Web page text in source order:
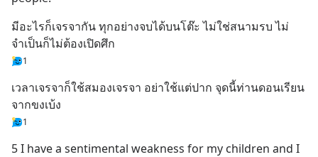
มีอะไรก็เจรจากัน ทุกอย่างจบได้บนโต๊ะ ไม่ใช่สนามรบ ไม่
จำเป็นก็ไม่ต้องเปิดศึก
1
เวลาเจรจาก็ใช้สมองเจรจา อย่าใช้แต่ปาก จุดนี้ท่านดอนเรียน
จากขงเบ้ง
1
5 I have a sentimental weakness for my children and I